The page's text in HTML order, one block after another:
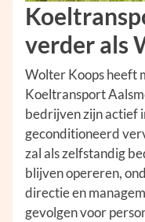
verder als
Wolter Koops heeft
Koeltransport
bedrijven zijn actief
geconditioneerd
zal als zelfstandig
blijven opereren,
directie en
gevolgen voor